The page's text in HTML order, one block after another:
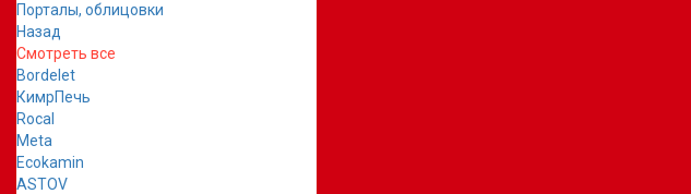
Порталы, облицовки
Назад
Смотреть все
Bordelet
КимрПечь
Rocal
Meta
Ecokamin
ASTOV